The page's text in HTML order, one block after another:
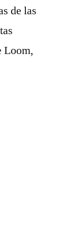
de las
Loom,